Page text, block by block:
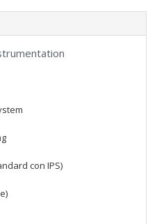
con IPS)